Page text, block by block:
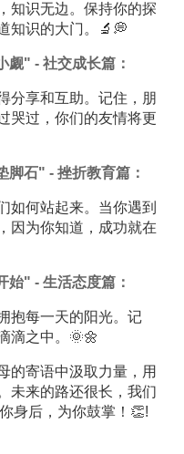
知识无边。保持你的探
知识的大门。🔬💭
觑" - 社交成长篇：
分享和互助。记住，朋
哭过，你们的友情将更
脚石" - 挫折教育篇：
如何站起来。当你遇到
因为你知道，成功就在
始" - 生活态度篇：
抱每一天的阳光。记
滴之中。🌞🌼
的寄语中汲取力量，用
未来的路还很长，我们
身后，为你鼓掌！👏!